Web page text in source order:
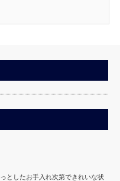
としたお手入れ次第できれいな状